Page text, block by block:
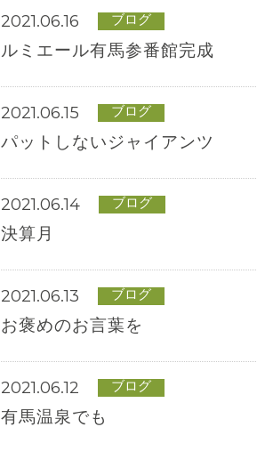
2021.06.16 ブログ
ルミエール有馬参番館完成
2021.06.15 ブログ
パットしないジャイアンツ
2021.06.14 ブログ
決算月
2021.06.13 ブログ
お褒めのお言葉を
2021.06.12 ブログ
有馬温泉でも